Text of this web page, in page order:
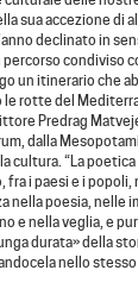
sua accezione
declinato in
condiviso
un itinerario che
le rotte del
Predrag
dalla
cultura. “La
fra i paesi e i
nella poesia, nelle
e nella veglia, e
durata» della
nello